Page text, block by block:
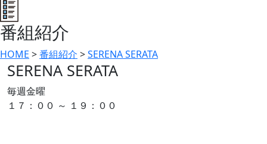
番組紹介
HOME >番組紹介 >SERENA SERATA
SERENA SERATA
毎週金曜
１７：００ ～ １９：００